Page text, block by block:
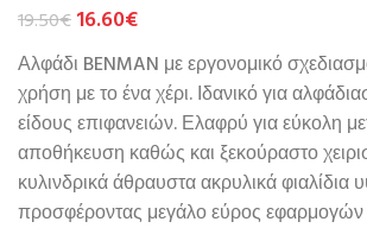
19.50€16.60€
Αλφάδι BENMAN με εργονομικό
χρήση με το ένα χέρι. Ιδανικό για
είδους επιφανειών. Ελαφρύ για εύκολη
αποθήκευση καθώς και ξεκούραστο
κυλινδρικά άθραυστα ακρυλικά φιαλίδια
προσφέροντας μεγάλο εύρος εφαρμογών